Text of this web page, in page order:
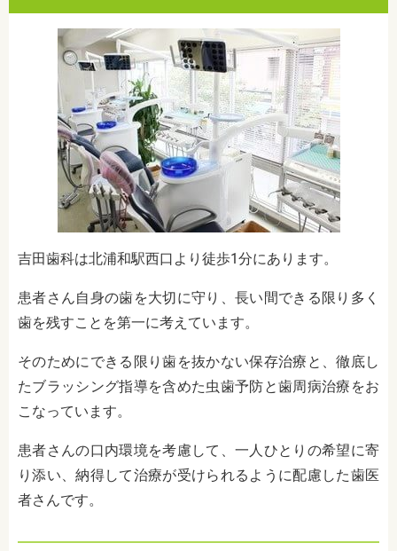
吉田歯科は北浦和駅西口より徒歩1分にあります。
患者さん自身の歯を大切に守り、長い間できる限り多く
歯を残すことを第一に考えています。
そのためにできる限り歯を抜かない保存治療と、徹底し
たブラッシング指導を含めた虫歯予防と歯周病治療をお
こなっています。
患者さんの口内環境を考慮して、一人ひとりの希望に寄
り添い、納得して治療が受けられるように配慮した歯医
者さんです。